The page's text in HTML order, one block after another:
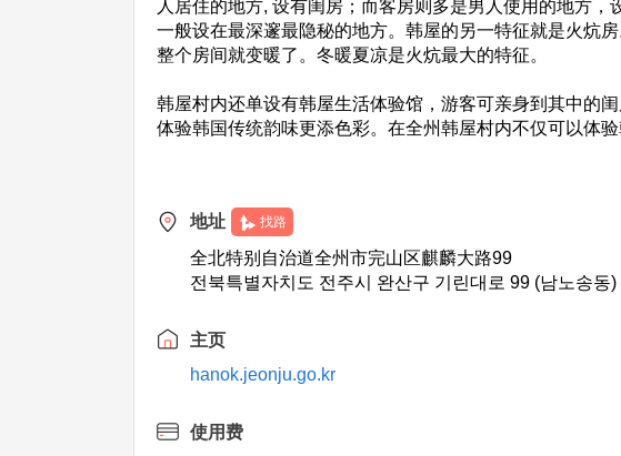
人居住的地方, 设有闺房；而客房则多是男人使用的地方
一般设在最深邃最隐秘的地方。韩屋的另一特征就是火炕
整个房间就变暖了。冬暖夏凉是火炕最大的特征。
韩屋村内还单设有韩屋生活体验馆，游客可亲身到其中的
体验韩国传统韵味更添色彩。在全州韩屋村内不仅可以体
地址 找路
全北特别自治道全州市完山区麒麟大路99
전북특별자치도 전주시 완산구 기린대로 99 (남노송동)
主页
hanok.jeonju.go.kr
使用费